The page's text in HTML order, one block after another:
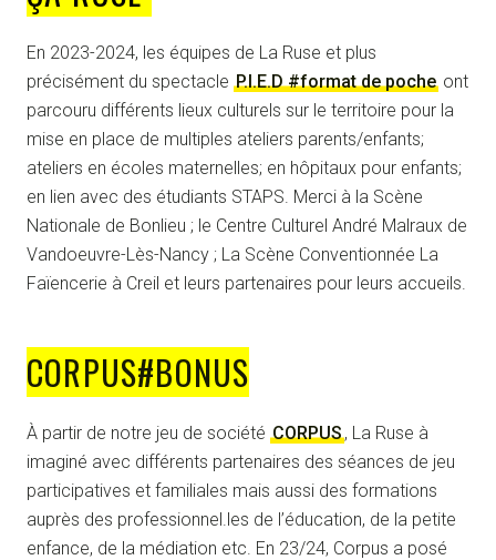
En 2023-2024, les équipes de La Ruse et plus
précisément du spectacle P.I.E.D #format de poche ont
parcouru différents lieux culturels sur le territoire pour la
mise en place de multiples ateliers parents/enfants;
ateliers en écoles maternelles; en hôpitaux pour enfants;
en lien avec des étudiants STAPS. Merci à la Scène
Nationale de Bonlieu ; le Centre Culturel André Malraux de
Vandoeuvre-Lès-Nancy ; La Scène Conventionnée La
Faïencerie à Creil et leurs partenaires pour leurs accueils.
CORPUS#BONUS
À partir de notre jeu de société CORPUS, La Ruse à
imaginé avec différents partenaires des séances de jeu
participatives et familiales mais aussi des formations
auprès des professionnel.les de l’éducation, de la petite
enfance, de la médiation etc. En 23/24, Corpus a posé